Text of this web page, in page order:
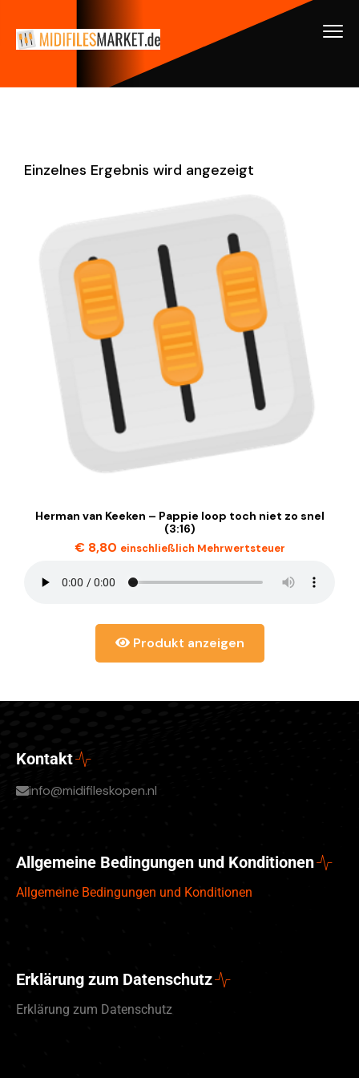
Einzelnes Ergebnis wird angezeigt
Herman van Keeken – Pappie loop toch niet zo snel
(3:16)
€8,80 einschließlich Mehrwertsteuer
Produkt anzeigen
Kontakt
info@midifileskopen.nl
Allgemeine Bedingungen und Konditionen
Allgemeine Bedingungen und Konditionen
Erklärung zum Datenschutz
Erklärung zum Datenschutz